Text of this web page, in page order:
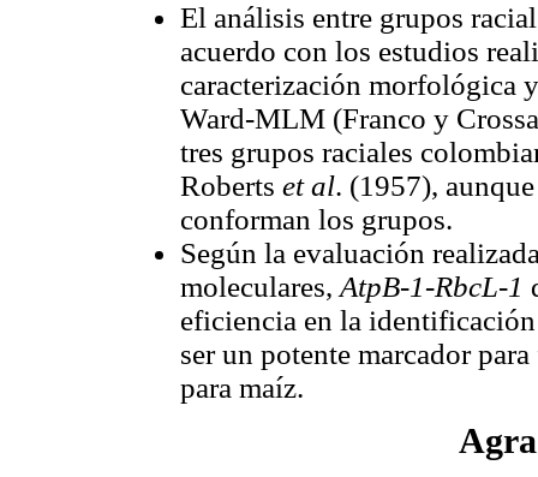
El análisis entre grupos
acuerdo con los estudios
caracterización morfológica
Ward-MLM (Franco y
tres grupos raciales
Roberts et al. (1957),
conforman los grupos.
Según la evaluación
moleculares,AtpB-1-RbcL-1
eficiencia en la
ser un potente marcador
para maíz.